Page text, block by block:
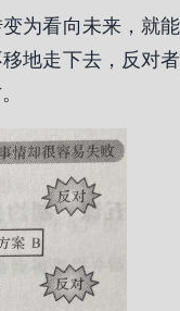
为看向未来，就能
地走下去，反对者